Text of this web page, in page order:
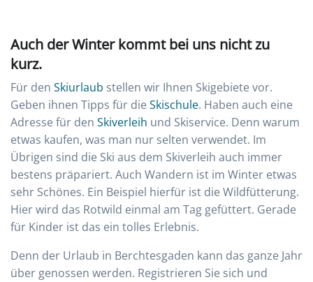
Auch der Winter kommt bei uns nicht zu
kurz.
Für den Skiurlaub stellen wir Ihnen Skigebiete vor.
Geben ihnen Tipps für die Skischule. Haben auch eine
Adresse für den Skiverleih und Skiservice. Denn warum
etwas kaufen, was man nur selten verwendet. Im
Übrigen sind die Ski aus dem Skiverleih auch immer
bestens präpariert. Auch Wandern ist im Winter etwas
sehr Schönes. Ein Beispiel hierfür ist die Wildfütterung.
Hier wird das Rotwild einmal am Tag gefüttert. Gerade
für Kinder ist das ein tolles Erlebnis.
Denn der Urlaub in Berchtesgaden kann das ganze Jahr
über genossen werden. Registrieren Sie sich und